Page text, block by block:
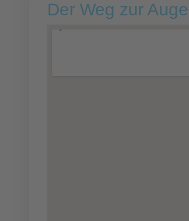
Der Weg zur